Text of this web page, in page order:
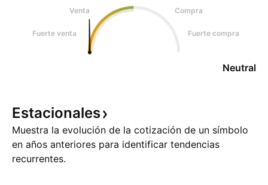
Venta
Compra
Fuerte venta Fuerte compra
Neutral
Estacionales
Muestra la evolución de la cotización de un símbolo
en años anteriores para identificar tendencias
recurrentes.